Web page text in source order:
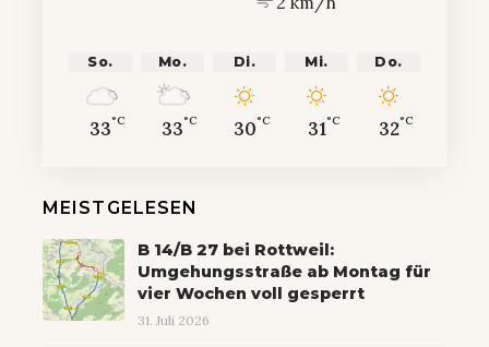
So.
33°C
Mo.
33°C
Di.
30°C
Mi.
31°C
Do.
32°C
MEISTGELESEN
B 14/B 27 bei Rottweil:
Umgehungsstraße ab Montag für
vier Wochen voll gesperrt
31. Juli 2026